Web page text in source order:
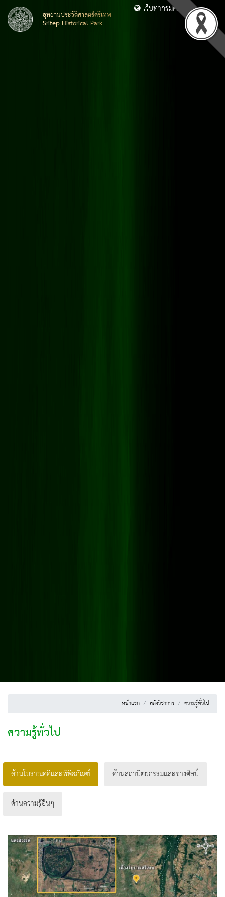
อุทยานประวัติศาสตร์ศรีเทพ
Sritep Historical Park
เว็บท่ากรมศิลปากร
หน้าแรก คลังวิชาการ ความรู้ทั่วไป
ความรู้ทั่วไป
ด้านโบราณคดีและพิพิธภัณฑ์ ด้านสถาปัตยกรรมและช่างศิลป์
ด้านความรู้อื่นๆ